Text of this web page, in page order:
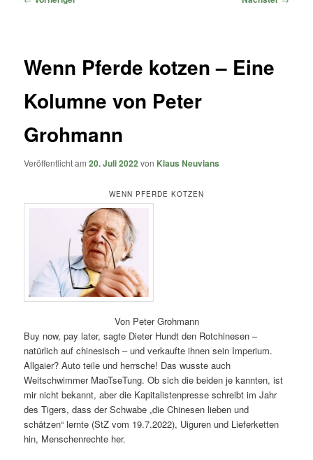
Wenn Pferde kotzen – Eine
Kolumne von Peter
Grohmann
Veröffentlicht am20. Juli 2022von Klaus Neuvians
WENN PFERDE KOTZEN
Von Peter Grohmann
Buy now, pay later, sagte Dieter Hundt den Rotchinesen –
natürlich auf chinesisch – und verkaufte ihnen sein Imperium.
Allgaier? Auto teile und herrsche! Das wusste auch
Weitschwimmer MaoTseTung. Ob sich die beiden je kannten, ist
mir nicht bekannt, aber die Kapitalistenpresse schreibt im Jahr
des Tigers, dass der Schwabe „die Chinesen lieben und
schätzen“ lernte (StZ vom 19.7.2022), Uiguren und Lieferketten
hin, Menschenrechte her.